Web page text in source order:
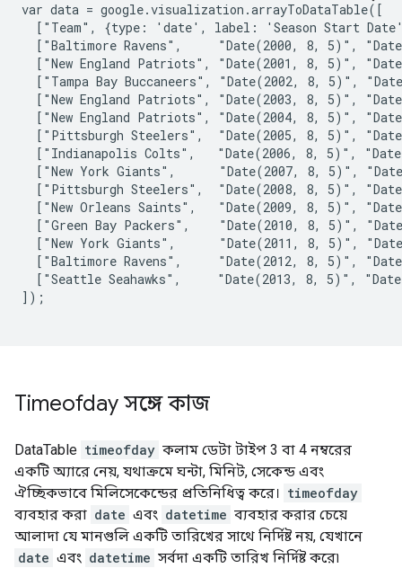
var data = google.visualization.arrayToDataTable([
["Team", {type: 'date', label: 'Season Start
["Baltimore Ravens",     "Date(2000, 8, 5)",
["New England Patriots", "Date(2001, 8, 5)",
["Tampa Bay Buccaneers", "Date(2002, 8, 5)",
["New England Patriots", "Date(2003, 8, 5)",
["New England Patriots", "Date(2004, 8, 5)",
["Pittsburgh Steelers",  "Date(2005, 8, 5)",
["Indianapolis Colts",   "Date(2006, 8, 5)",
["New York Giants",      "Date(2007, 8, 5)",
["Pittsburgh Steelers",  "Date(2008, 8, 5)",
["New Orleans Saints",   "Date(2009, 8, 5)",
["Green Bay Packers",    "Date(2010, 8, 5)",
["New York Giants",      "Date(2011, 8, 5)",
["Baltimore Ravens",     "Date(2012, 8, 5)",
["Seattle Seahawks",     "Date(2013, 8, 5)",
]);
Timeofday সঙ্গে কাজ
DataTable timeofday কলাম ডেটা টাইপ 3 বা 4 নম্বরের
একটি অ্যারে নেয়, যথাক্রমে ঘন্টা, মিনিট, সেকেন্ড এবং
ঐচ্ছিকভাবে মিলিসেকেন্ডের প্রতিনিধিত্ব করে। timeofday
ব্যবহার করা date এবং datetime ব্যবহার করার চেয়ে
আলাদা যে মানগুলি একটি তারিখের সাথে নির্দিষ্ট নয়, যেখানে
date এবং datetime সর্বদা একটি তারিখ নির্দিষ্ট করে৷